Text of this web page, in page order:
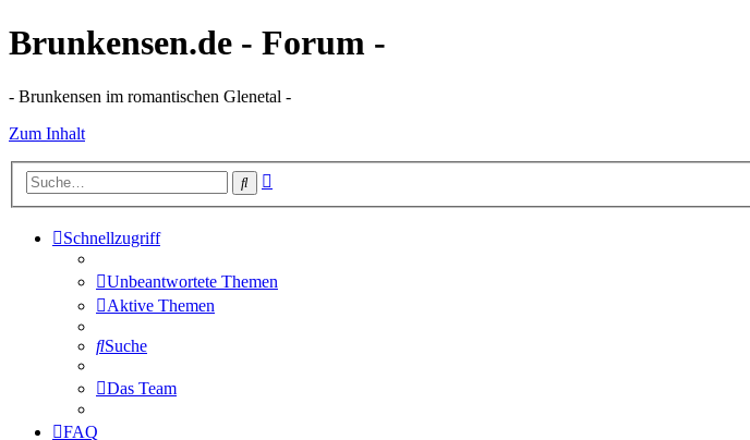
Brunkensen.de - Forum -
- Brunkensen im romantischen Glenetal -
Zum Inhalt
Suche
Schnellzugriff
Unbeantwortete Themen
Aktive Themen
Suche
Das Team
FAQ